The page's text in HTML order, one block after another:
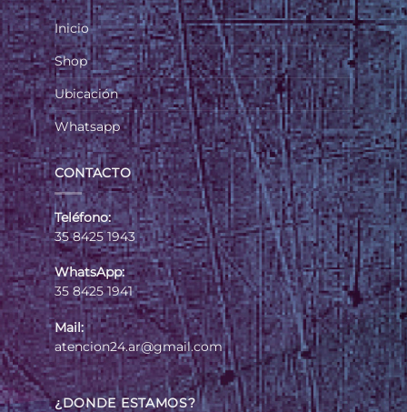
Inicio
Shop
Ubicación
Whatsapp
CONTACTO
Teléfono:
35 8425 1943
WhatsApp:
35 8425 1941
Mail:
atencion24.ar@gmail.com
¿DONDE ESTAMOS?